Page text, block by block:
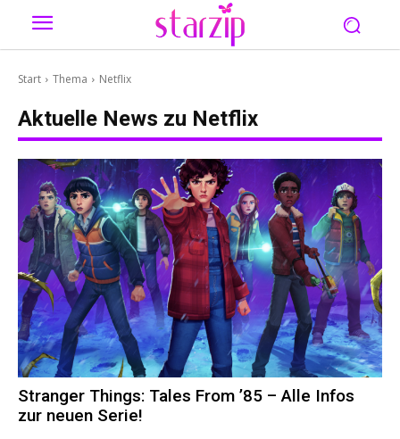
Start Thema Netflix
Aktuelle News zu Netflix
Stranger Things: Tales From ’85 – Alle Infos
zur neuen Serie!